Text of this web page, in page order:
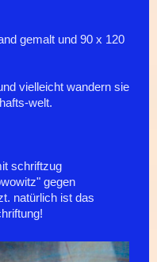
gemalt und 90 x 120
vielleicht wandern sie
welt.
schriftzug
gegen
natürlich ist das